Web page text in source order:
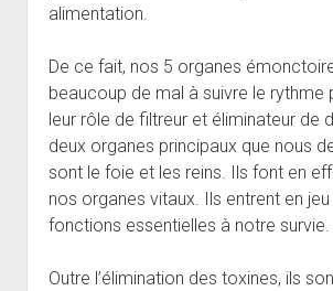
alimentation.
De ce fait, nos 5 organes
beaucoup de mal à suivre le rythme
leur rôle de filtreur et éliminateur de
deux organes principaux que nous
sont le foie et les reins. Ils font en
nos organes vitaux. Ils entrent en
fonctions essentielles à notre survie.
Outre l’élimination des toxines, ils